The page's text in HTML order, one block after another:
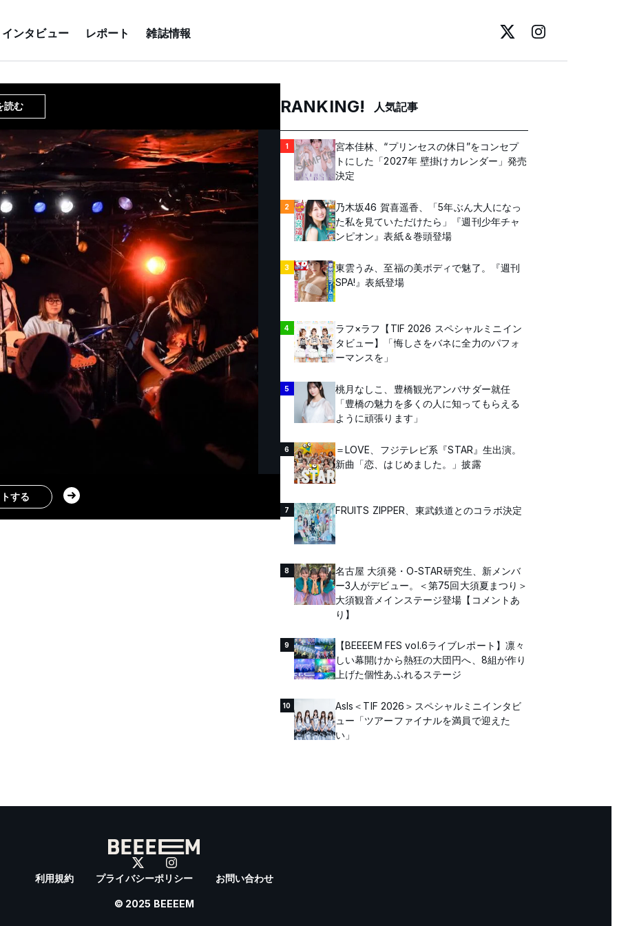
インタビュー レポート 雑誌情報
読む
する
RANKING! 人気記事
1
宮本佳林、“プリンセスの休日”をコンセプ
トにした「2027年 壁掛けカレンダー」発売
決定
2
乃木坂46 賀喜遥香、「5年ぶん大人になっ
た私を見ていただけたら」『週刊少年チャ
ンピオン』表紙＆巻頭登場
3
東雲うみ、至福の美ボディで魅了。『週刊
SPA!』表紙登場
4
ラフ×ラフ【TIF 2026 スペシャルミニイン
タビュー】「悔しさをバネに全力のパフォ
ーマンスを」
5
桃月なしこ、豊橋観光アンバサダー就任
「豊橋の魅力を多くの人に知ってもらえる
ように頑張ります」
6
＝LOVE、フジテレビ系『STAR』生出演。
新曲「恋、はじめました。」披露
7 FRUITS ZIPPER、東武鉄道とのコラボ決定
8
名古屋 大須発・O-STAR研究生、新メンバ
ー3人がデビュー。＜第75回大須夏まつり＞
大須観音メインステージ登場【コメントあ
り】
9
【BEEEEM FES vol.6ライブレポート】凛々
しい幕開けから熱狂の大団円へ、8組が作り
上げた個性あふれるステージ
10
AsIs＜TIF 2026＞スペシャルミニインタビ
ュー「ツアーファイナルを満員で迎えた
い」
利用規約 プライバシーポリシー お問い合わせ
© 2025 BEEEEM